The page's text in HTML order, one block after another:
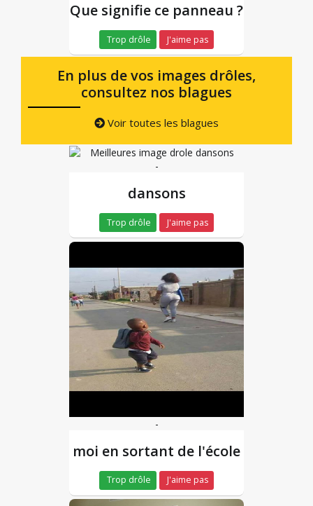
Que signifie ce panneau ?
Trop drôle J'aime pas
En plus de vos images drôles,
consultez nos blagues
Voir toutes les blagues
-
dansons
Trop drôle J'aime pas
-
moi en sortant de l'école
Trop drôle J'aime pas